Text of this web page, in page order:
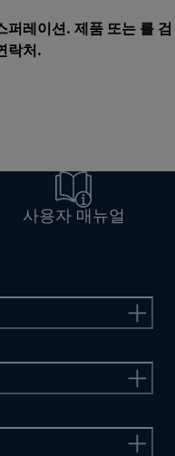
퍼레이션. 제품 또는 를 검
락처 .
사용자 매뉴얼